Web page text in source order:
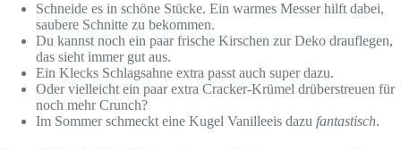
Schneide es in schöne Stücke. Ein warmes Messer hilft dabei,
saubere Schnitte zu bekommen.
Du kannst noch ein paar frische Kirschen zur Deko drauflegen,
das sieht immer gut aus.
Ein Klecks Schlagsahne extra passt auch super dazu.
Oder vielleicht ein paar extra Cracker-Krümel drüberstreuen für
noch mehr Crunch?
Im Sommer schmeckt eine Kugel Vanilleeis dazu fantastisch.